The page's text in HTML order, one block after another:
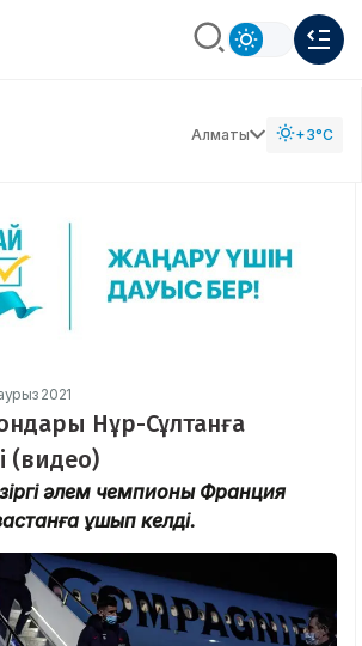
Алматы +3°C
2021
Нұр-Сұлтанға
(видео)
әлем чемпионы Франция
ұшып келді.